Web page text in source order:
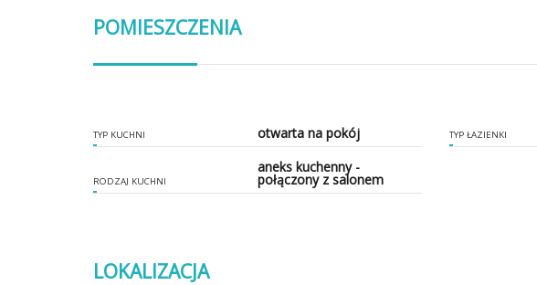
POMIESZCZENIA
TYP KUCHNI otwarta na pokój
RODZAJ KUCHNI
aneks kuchenny -
połączony z salonem
TYP ŁAZIENKI
LOKALIZACJA